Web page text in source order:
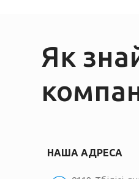
Як
НАША АДРЕСА